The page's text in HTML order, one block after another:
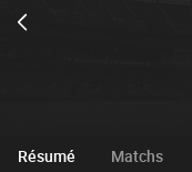
Résumé Matchs